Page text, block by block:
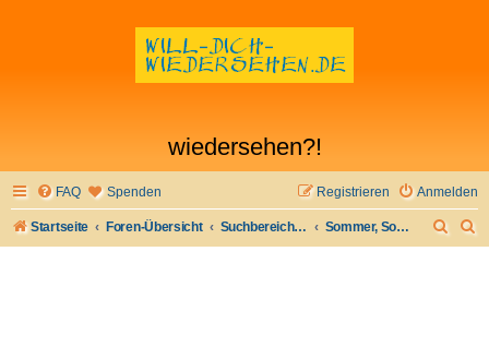
wiedersehen?!
FAQ Spenden Anmelden
Registrieren
Startseite Foren-Übersicht Suchbereich I - Flirt verloren- Flirt wiederfinden Sommer, Sonne, Strand/Schwimmbad